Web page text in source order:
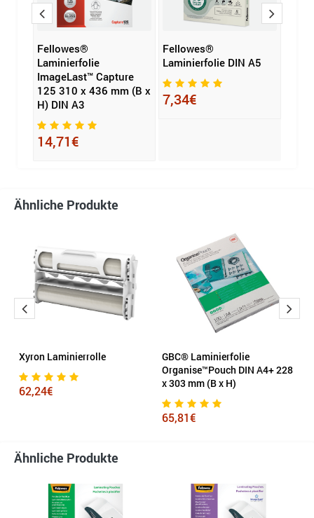
Fellowes®
Laminierfolie
ImageLast™ Capture
125 310 x 436 mm (B x
H) DIN A3
14,71€
Fellowes®
Laminierfolie DIN A5
7,34€
Ähnliche Produkte
Xyron Laminierrolle
62,24€
GBC® Laminierfolie
Organise™Pouch DIN A4+ 228
x 303 mm (B x H)
65,81€
Ähnliche Produkte